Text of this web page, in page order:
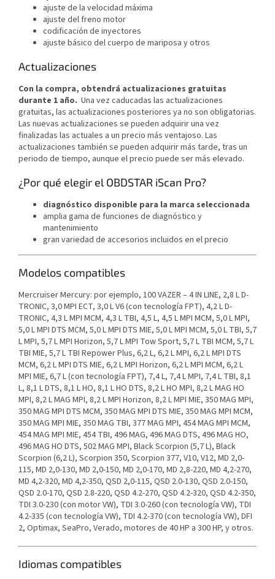
ajuste de la velocidad máxima
ajuste del freno motor
codificación de inyectores
ajuste básico del cuerpo de mariposa y otros
Actualizaciones
Con la compra, obtendrá actualizaciones gratuitas
durante 1 año. Una vez caducadas las actualizaciones
gratuitas, las actualizaciones posteriores ya no son obligatorias.
Las nuevas actualizaciones se pueden adquirir una vez
finalizadas las actuales a un precio más ventajoso. Las
actualizaciones también se pueden adquirir más tarde, tras un
periodo de tiempo, aunque el precio puede ser más elevado.
¿Por qué elegir el OBDSTAR iScan Pro?
diagnóstico disponible para la marca seleccionada
amplia gama de funciones de diagnóstico y
mantenimiento
gran variedad de accesorios incluidos en el precio
Modelos compatibles
Mercruiser Mercury: por ejemplo, 100 VAZER – 4 IN LINE, 2,8 L D-
TRONIC, 3,0 MPI ECT, 3,0 L V6 (con tecnología FPT), 4,2 L D-
TRONIC, 4,3 L MPI MCM, 4,3 L TBI, 4,5 L, 4,5 L MPI MCM, 5,0 L MPI,
5,0 L MPI DTS MCM, 5,0 L MPI DTS MIE, 5,0 L MPI MCM, 5,0 L TBI, 5,7
L MPI, 5,7 L MPI Horizon, 5,7 L MPI Tow Sport, 5,7 L TBI MCM, 5,7 L
TBI MIE, 5,7 L TBI Repower Plus, 6,2 L, 6,2 L MPI, 6,2 L MPI DTS
MCM, 6,2 L MPI DTS MIE, 6,2 L MPI Horizon, 6,2 L MPI MCM, 6,2 L
MPI MIE, 6,7 L (con tecnología FPT), 7,4 L, 7,4 L MPI, 7,4 L TBI, 8,1
L, 8,1 L DTS, 8,1 L HO, 8,1 L HO DTS, 8,2 L HO MPI, 8,2 L MAG HO
MPI, 8,2 L MAG MPI, 8,2 L MPI Horizon, 8,2 L MPI MIE, 350 MAG MPI,
350 MAG MPI DTS MCM, 350 MAG MPI DTS MIE, 350 MAG MPI MCM,
350 MAG MPI MIE, 350 MAG TBI, 377 MAG MPI, 454 MAG MPI MCM,
454 MAG MPI MIE, 454 TBI, 496 MAG, 496 MAG DTS, 496 MAG HO,
496 MAG HO DTS, 502 MAG MPI, Black Scorpion (5,7 L), Black
Scorpion (6,2 L), Scorpion 350, Scorpion 377, V10, V12, MD 2,0-
115, MD 2,0-130, MD 2,0-150, MD 2,0-170, MD 2,8-220, MD 4,2-270,
MD 4,2-320, MD 4,2-350, QSD 2,0-115, QSD 2.0-130, QSD 2.0-150,
QSD 2.0-170, QSD 2.8-220, QSD 4.2-270, QSD 4.2-320, QSD 4.2-350,
TDI 3.0-230 (con motor VW), TDI 3.0-260 (con tecnología VW), TDI
4.2-335 (con tecnología VW), TDI 4.2-370 (con tecnología VW), DFI
2, Optimax, SeaPro, Verado, motores de 40 HP a 300 HP, y otros.
Idiomas compatibles